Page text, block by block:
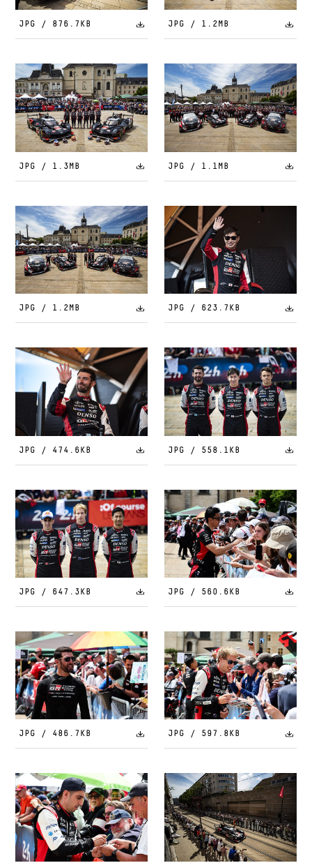
JPG / 876.7KB JPG / 1.2MB
JPG / 1.3MB JPG / 1.1MB
JPG / 1.2MB JPG / 623.7KB
JPG / 474.6KB JPG / 558.1KB
JPG / 647.3KB JPG / 560.6KB
JPG / 486.7KB JPG / 597.8KB